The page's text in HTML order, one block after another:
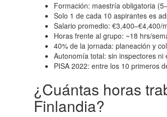
Formación: maestría obligatoria
Solo 1 de cada 10 aspirantes es
Salario promedio: €3,400–€4,400/
Horas frente al grupo: ~18 hrs/
40% de la jornada: planeación y
Autonomía total: sin inspectores ni
PISA 2022: entre los 10 primeros
¿Cuántas horas
Finlandia?